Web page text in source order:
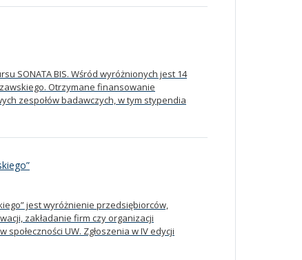
SONATA BIS. Wśród wyróżnionych jest 14
Otrzymane finansowanie
zespołów badawczych, w tym stypendia
jest wyróżnienie przedsiębiorców,
zakładanie firm czy organizacji
UW. Zgłoszenia w IV edycji